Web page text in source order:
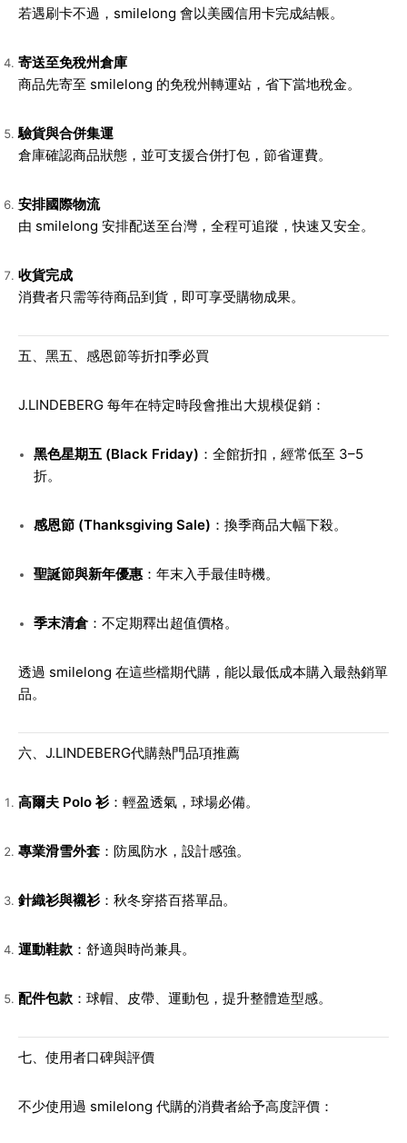
若遇刷卡不過，smilelong 會以美國信用卡完成結帳。
寄送至免稅州倉庫
商品先寄至 smilelong 的免稅州轉運站，省下當地稅金。
驗貨與合併集運
倉庫確認商品狀態，並可支援合併打包，節省運費。
安排國際物流
由 smilelong 安排配送至台灣，全程可追蹤，快速又安全。
收貨完成
消費者只需等待商品到貨，即可享受購物成果。
五、黑五、感恩節等折扣季必買
J.LINDEBERG 每年在特定時段會推出大規模促銷：
黑色星期五 (Black Friday) ：全館折扣，經常低至 3–5
折。
感恩節 (Thanksgiving Sale) ：換季商品大幅下殺。
聖誕節與新年優惠：年末入手最佳時機。
季末清倉：不定期釋出超值價格。
透過 smilelong 在這些檔期代購，能以最低成本購入最熱銷單
品。
六、J.LINDEBERG代購熱門品項推薦
高爾夫 Polo 衫 ：輕盈透氣，球場必備。
專業滑雪外套 ：防風防水，設計感強。
針織衫與襯衫 ：秋冬穿搭百搭單品。
運動鞋款 ：舒適與時尚兼具。
配件包款 ：球帽、皮帶、運動包，提升整體造型感。
七、使用者口碑與評價
不少使用過 smilelong 代購的消費者給予高度評價：